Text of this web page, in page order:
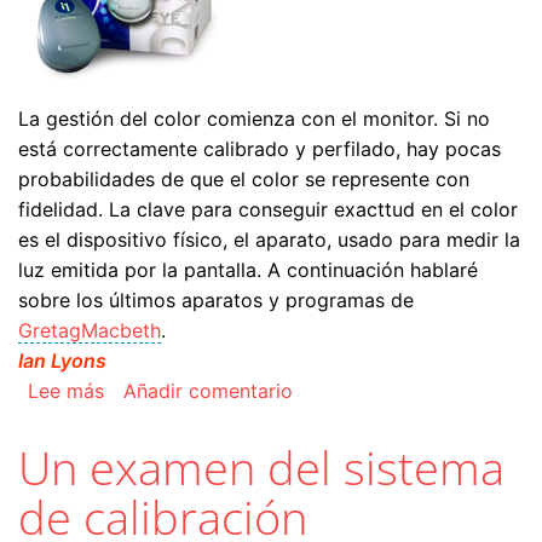
La gestión del color comienza con el monitor. Si no
está correctamente calibrado y perfilado, hay pocas
probabilidades de que el color se represente con
fidelidad. La clave para conseguir exacttud en el color
es el dispositivo físico, el aparato, usado para medir la
luz emitida por la pantalla. A continuación hablaré
sobre los últimos aparatos y programas de
GretagMacbeth.
Ian Lyons
Lee mássobre Un examen del sistema de calibración
Añadir comentario
Un examen del sistema
de calibración